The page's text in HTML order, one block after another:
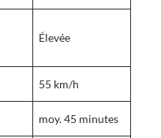
Élevée
55 km/h
moy. 45 minutes